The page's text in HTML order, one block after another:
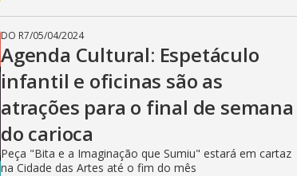
DO R7/05/04/2024
Agenda Cultural: Espetáculo
infantil e oficinas são as
atrações para o final de semana
do carioca
Peça "Bita e a Imaginação que Sumiu" estará em cartaz
na Cidade das Artes até o fim do mês